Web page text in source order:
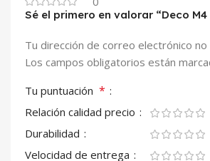
Sé el primero en valorar “Deco
Tu dirección de correo electrónico no
Los campos obligatorios están
Tu puntuación *
Relación calidad precio
Durabilidad
Velocidad de entrega